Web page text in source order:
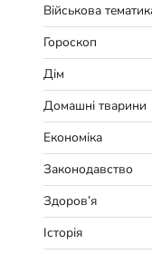
Військова
Гороскоп
Дім
Домашні тварини
Економіка
Законодавство
Здоров’я
Історія